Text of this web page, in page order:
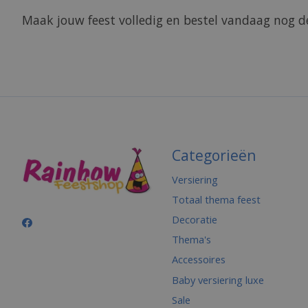
Maak jouw feest volledig en bestel vandaag nog
Categorieën
Versiering
Totaal thema feest
Decoratie
Thema's
Accessoires
Baby versiering luxe
Sale